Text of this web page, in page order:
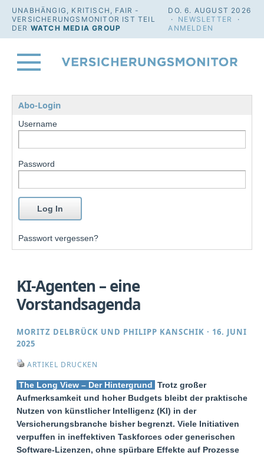
UNABHÄNGIG, KRITISCH, FAIR -
VERSICHERUNGSMONITOR IST TEIL
DER WATCH MEDIA GROUP
DO. 6. AUGUST 2026
· NEWSLETTER
·
ANMELDEN
Abo-Login
Username
Password
Passwort vergessen?
KI-Agenten – eine
Vorstandsagenda
MORITZ DELBRÜCK UND PHILIPP KANSCHIK · 16. JUNI
2025
ARTIKEL DRUCKEN
The Long View – Der Hintergrund Trotz großer
Aufmerksamkeit und hoher Budgets bleibt der praktische
Nutzen von künstlicher Intelligenz (KI) in der
Versicherungsbranche bisher begrenzt. Viele Initiativen
verpuffen in ineffektiven Taskforces oder generischen
Software-Lizenzen, ohne spürbare Effekte auf Prozesse